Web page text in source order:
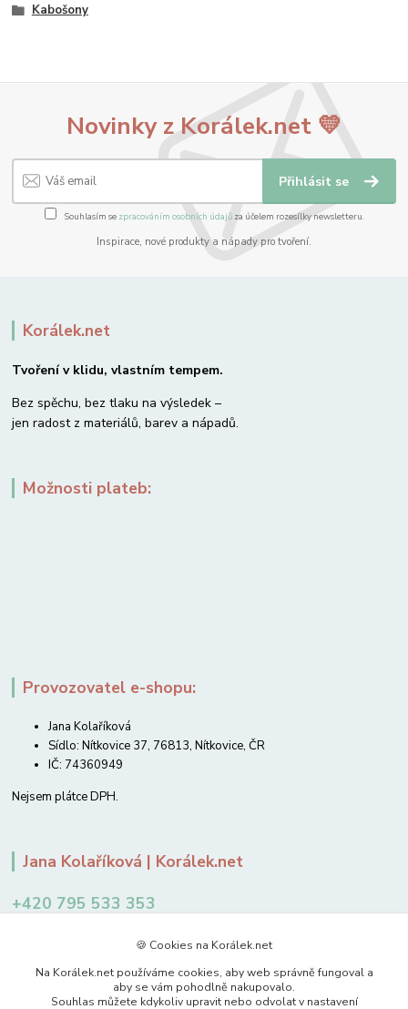
Kabošony
Novinky z Korálek.net 💛
Přihlásit se
Souhlasím se zpracováním osobních údajůza účelem rozesílky newsletteru.
Inspirace, nové produkty a nápady pro tvoření.
Korálek.net
Tvoření v klidu, vlastním tempem.
Bez spěchu, bez tlaku na výsledek –
jen radost z materiálů, barev a nápadů.
Možnosti plateb:
Provozovatel e-shopu:
Jana Kolaříková
Sídlo: Nítkovice 37, 76813, Nítkovice, ČR
IČ: 74360949
Nejsem plátce DPH.
Jana Kolaříková | Korálek.net
+420 795 533 353
🍪 Cookies na Korálek.net
Na Korálek.net používáme cookies, aby web správně fungoval a
aby se vám pohodlně nakupovalo.
Souhlas můžete kdykoliv upravit nebo odvolat v nastavení